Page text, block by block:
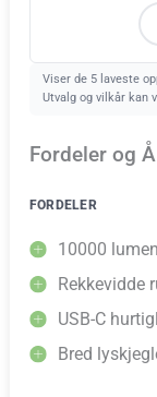
Viser de 5 laveste
Utvalg og vilkår kan
Fordeler og
FORDELER
10000
Rekkevidde
USB-C
Bred